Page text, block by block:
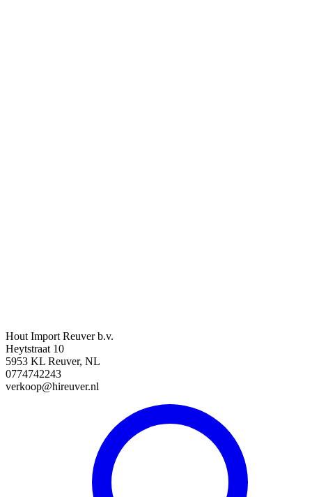
Hout Import Reuver b.v.
Heytstraat 10
5953 KL Reuver, NL
0774742243
verkoop@hireuver.nl